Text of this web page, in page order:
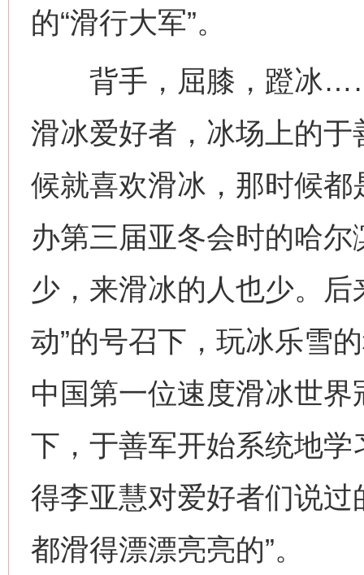
的“滑行大军”。
背手，屈膝，蹬冰……
滑冰爱好者，冰场上的于
候就喜欢滑冰，那时候都
办第三届亚冬会时的哈
少，来滑冰的人也少。
动”的号召下，玩冰乐雪
中国第一位速度滑冰世
下，于善军开始系统地
得李亚慧对爱好者们说
都滑得漂漂亮亮的”。